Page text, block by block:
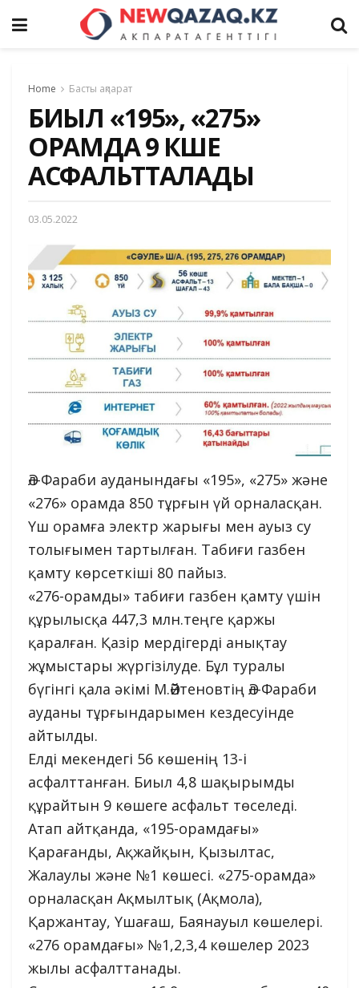
Home Басты ақпарат
БИЫЛ «195», «275»
ОРАМДА 9 КӨШЕ
АСФАЛЬТТАЛАДЫ
03.05.2022
Әл-Фараби ауданындағы «195», «275» және
«276» орамда 850 тұрғын үй орналасқан.
Үш орамға электр жарығы мен ауыз су
толығымен тартылған. Табиғи газбен
қамту көрсеткіші 80 пайыз.
«276-орамды» табиғи газбен қамту үшін
құрылысқа 447,3 млн.теңге қаржы
қаралған. Қазір мердігерді анықтау
жұмыстары жүргізілуде. Бұл туралы
бүгінгі қала әкімі М.Әйтеновтің Әл-Фараби
ауданы тұрғындарымен кездесуінде
айтылды.
Елді мекендегі 56 көшенің 13-і
асфалттанған. Биыл 4,8 шақырымды
құрайтын 9 көшеге асфальт төселеді.
Атап айтқанда, «195-орамдағы»
Қарағанды, Ақжайқын, Қызылтас,
Жалаулы және №1 көшесі. «275-орамда»
орналасқан Ақмылтық (Ақмола),
Қаржантау, Үшағаш, Баянауыл көшелері.
«276 орамдағы» №1,2,3,4 көшелер 2023
жылы асфалттанады.